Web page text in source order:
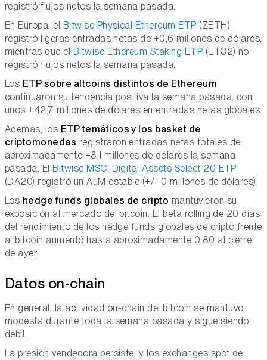
registró flujos netos la semana pasada.
En Europa, el Bitwise Physical Ethereum ETP (ZETH)
registró ligeras entradas netas de +0,6 millones de dólares,
mientras que el Bitwise Ethereum Staking ETP (ET32) no
registró flujos netos la semana pasada.
Los ETP sobre altcoins distintos de Ethereum
continuaron su tendencia positiva la semana pasada, con
unos +42,7 millones de dólares en entradas netas globales.
Además, los ETP temáticos y los basket de
criptomonedas registraron entradas netas totales de
aproximadamente +8,1 millones de dólares la semana
pasada. El Bitwise MSCI Digital Assets Select 20 ETP
(DA20) registró un AuM estable (+/- 0 millones de dólares).
Los hedge funds globales de cripto mantuvieron su
exposición al mercado del bitcoin. El beta rolling de 20 días
del rendimiento de los hedge funds globales de cripto frente
al bitcoin aumentó hasta aproximadamente 0,80 al cierre
de ayer.
Datos on-chain
En general, la actividad on-chain del bitcoin se mantuvo
modesta durante toda la semana pasada y sigue siendo
débil.
La presión vendedora persiste, y los exchanges spot de